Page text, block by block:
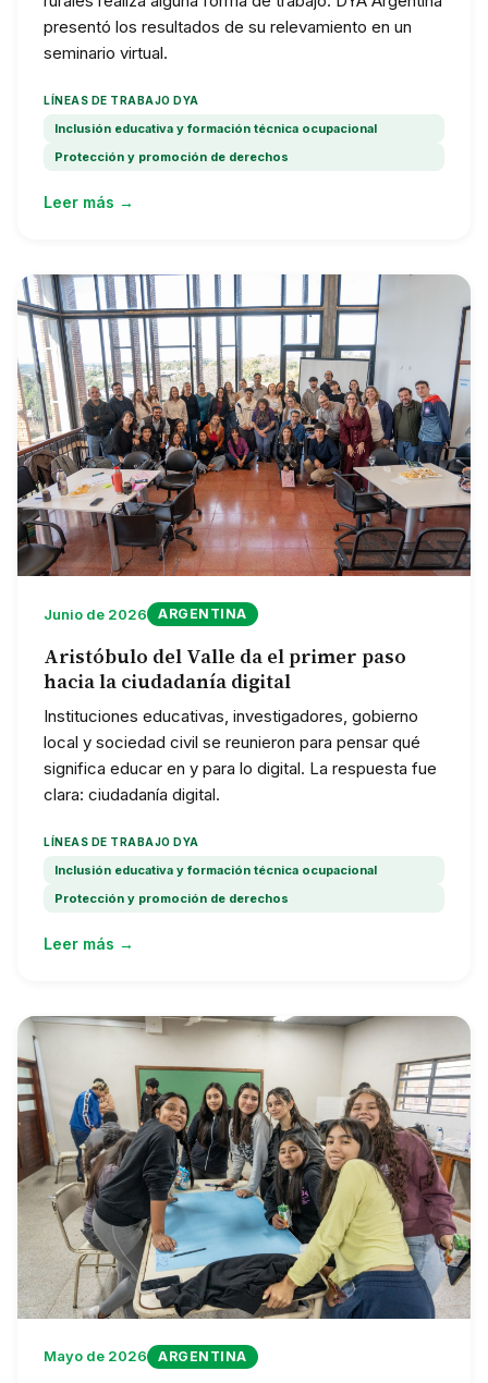
presentó los resultados de su relevamiento en un
seminario virtual.
LÍNEAS DE TRABAJO DYA
Inclusión educativa y formación técnica ocupacional
Protección y promoción de derechos
Leer más →
Junio de 2026 ARGENTINA
Aristóbulo del Valle da el primer paso
hacia la ciudadanía digital
Instituciones educativas, investigadores, gobierno
local y sociedad civil se reunieron para pensar qué
significa educar en y para lo digital. La respuesta fue
clara: ciudadanía digital.
LÍNEAS DE TRABAJO DYA
Inclusión educativa y formación técnica ocupacional
Protección y promoción de derechos
Leer más →
Mayo de 2026 ARGENTINA